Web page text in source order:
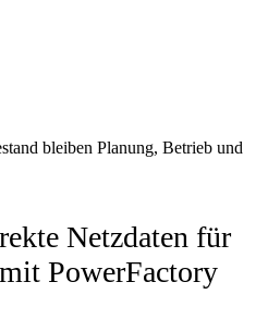
bleiben Planung, Betrieb und
Netzdaten für
PowerFactory